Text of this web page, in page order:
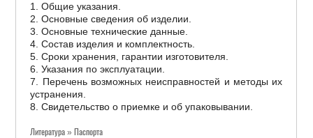
1. Общие указания.
2. Основные сведения об изделии.
3. Основные технические данные.
4. Состав изделия и комплектность.
5. Сроки хранения, гарантии изготовителя.
6. Указания по эксплуатации.
7. Перечень возможных неисправностей и методы их
устранения.
8. Свидетельство о приемке и об упаковывании.
Литература » Паспорта